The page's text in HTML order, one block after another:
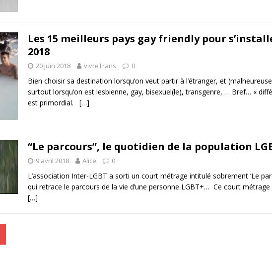
Les 15 meilleurs pays gay friendly pour
2018
20 juin 2018 vivreTrans 0
Bien choisir sa destination lorsqu’on veut partir à l’étranger, et
surtout lorsqu’on est lesbienne, gay, bisexuel(le), transgenre, … Bref… «
est primordial. […]
“Le parcours”, le quotidien de la population
9 avril 2018 Alice 0
L’association Inter-LGBT a sorti un court métrage intitulé sobrement ‘Le
qui retrace le parcours de la vie d’une personne LGBT+… Ce court métrage
[…]